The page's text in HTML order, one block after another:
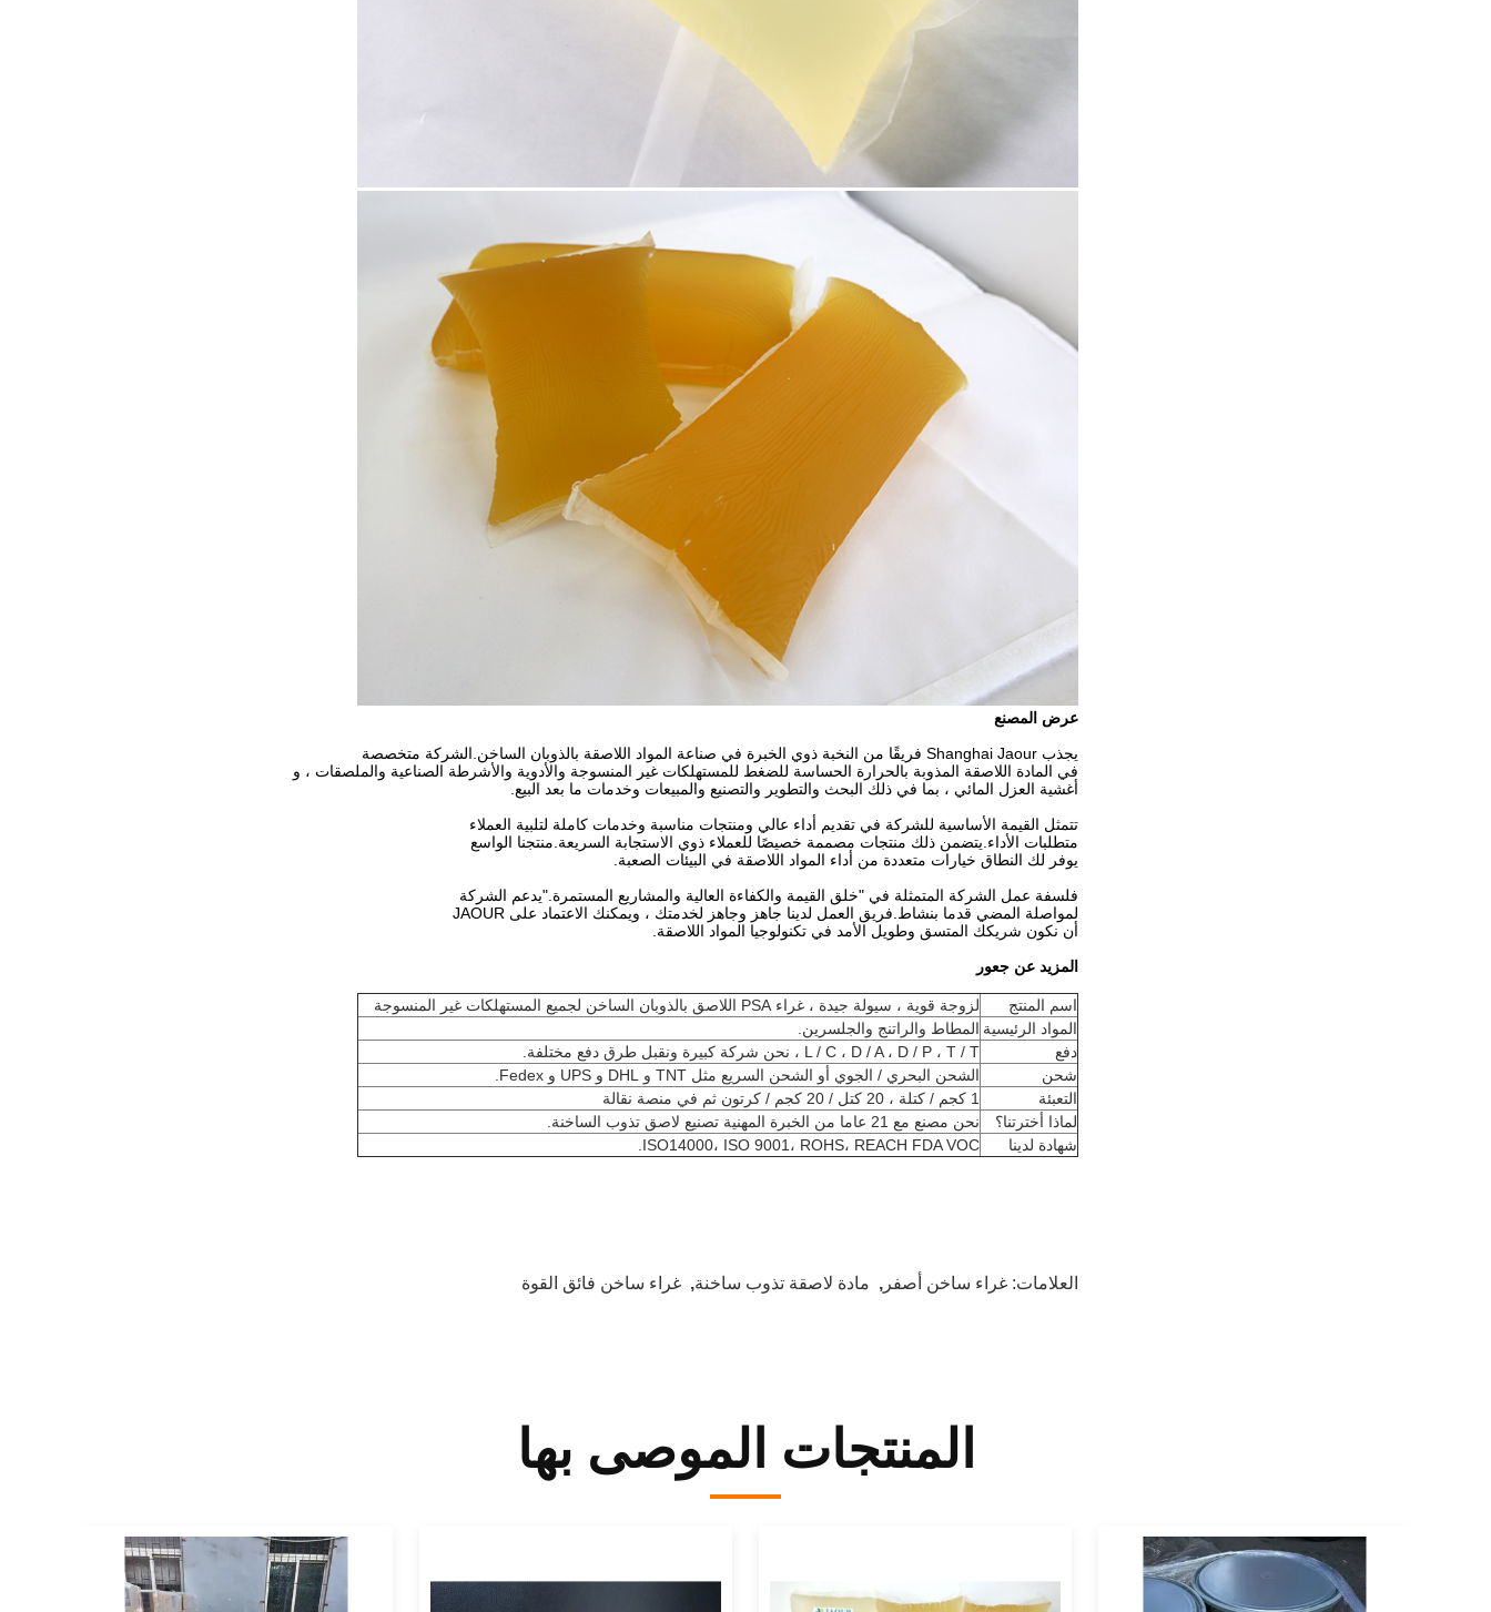
عرض المصنع
يجذب Shanghai Jaour فريقًا من النخبة ذوي الخبرة في صناعة المواد اللاصقة بالذوبان الساخن.الشركة متخصصة
في المادة اللاصقة المذوبة بالحرارة الحساسة للضغط للمستهلكات غير المنسوجة والأدوية والأشرطة الصناعية والملصقات ، و
أغشية العزل المائي ، بما في ذلك البحث والتطوير والتصنيع والمبيعات وخدمات ما بعد البيع.
تتمثل القيمة الأساسية للشركة في تقديم أداء عالي ومنتجات مناسبة وخدمات كاملة لتلبية العملاء
متطلبات الأداء.يتضمن ذلك منتجات مصممة خصيصًا للعملاء ذوي الاستجابة السريعة.منتجنا الواسع
يوفر لك النطاق خيارات متعددة من أداء المواد اللاصقة في البيئات الصعبة.
فلسفة عمل الشركة المتمثلة في "خلق القيمة والكفاءة العالية والمشاريع المستمرة."يدعم الشركة
لمواصلة المضي قدما بنشاط.فريق العمل لدينا جاهز وجاهز لخدمتك ، ويمكنك الاعتماد على JAOUR
أن نكون شريكك المتسق وطويل الأمد في تكنولوجيا المواد اللاصقة.
المزيد عن جعور
اسم المنتج
لزوجة قوية ، سيولة جيدة ، غراء PSA اللاصق بالذوبان الساخن لجميع المستهلكات غير المنسوجة
المواد الرئيسية المطاط والراتنج والجلسرين.
دفع
L / C ، D / A ، D / P ، T / T ، نحن شركة كبيرة ونقبل طرق دفع مختلفة.
شحن
الشحن البحري / الجوي أو الشحن السريع مثل TNT و DHL و UPS و Fedex.
التعبئة
1 كجم / كتلة ، 20 كتل / 20 كجم / كرتون ثم في منصة نقالة
لماذا أخترتنا؟
نحن مصنع مع 21 عاما من الخبرة المهنية تصنيع لاصق تذوب الساخنة.
شهادة لدينا
ISO14000، ISO 9001، ROHS، REACH FDA VOC.
العلامات: غراء ساخن أصفر , مادة لاصقة تذوب ساخنة, غراء ساخن فائق القوة
المنتجات الموصى بها